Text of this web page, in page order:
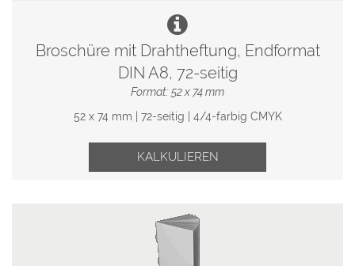
Broschüre mit Drahtheftung, Endformat
DIN A8, 72-seitig
Format: 52 x 74 mm
52 x 74 mm | 72-seitig | 4/4-farbig CMYK
KALKULIEREN